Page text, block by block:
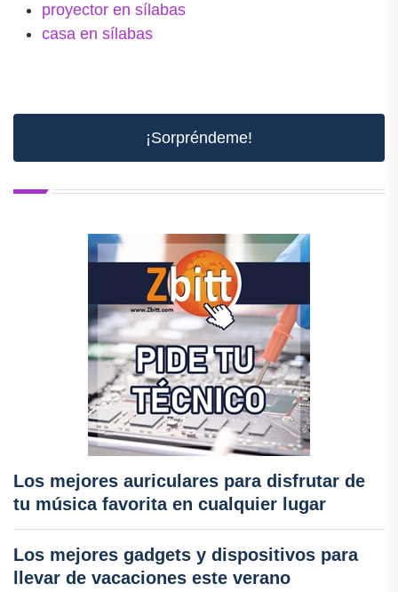
proyector en sílabas
casa en sílabas
¡Sorpréndeme!
Los mejores auriculares para disfrutar de
tu música favorita en cualquier lugar
Los mejores gadgets y dispositivos para
llevar de vacaciones este verano